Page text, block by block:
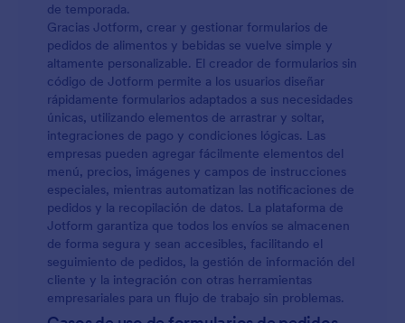
de temporada.
Gracias Jotform, crear y gestionar formularios de
pedidos de alimentos y bebidas se vuelve simple y
altamente personalizable. El creador de formularios sin
código de Jotform permite a los usuarios diseñar
rápidamente formularios adaptados a sus necesidades
únicas, utilizando elementos de arrastrar y soltar,
integraciones de pago y condiciones lógicas. Las
empresas pueden agregar fácilmente elementos del
menú, precios, imágenes y campos de instrucciones
especiales, mientras automatizan las notificaciones de
pedidos y la recopilación de datos. La plataforma de
Jotform garantiza que todos los envíos se almacenen
de forma segura y sean accesibles, facilitando el
seguimiento de pedidos, la gestión de información del
cliente y la integración con otras herramientas
empresariales para un flujo de trabajo sin problemas.